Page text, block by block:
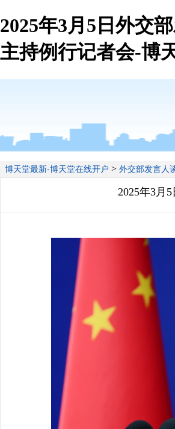
2025年3月5日外交
主持例行记者会-博
博天堂最新-博天堂在线开户 > 外交部发言人
2025年3月